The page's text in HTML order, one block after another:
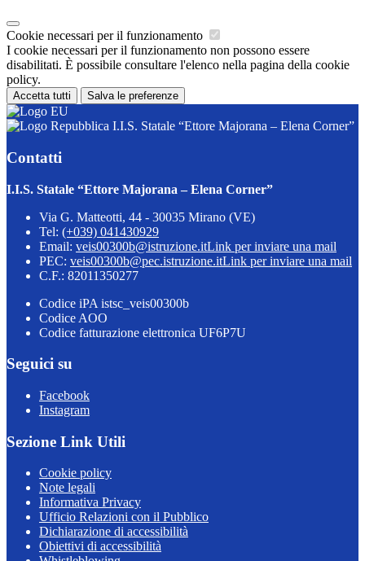
Cookie necessari per il funzionamento
I cookie necessari per il funzionamento non possono essere
disabilitati. È possibile consultare l'elenco nella pagina della cookie
policy.
Accetta tutti Salva le preferenze
I.I.S. Statale “Ettore Majorana – Elena Corner”
Contatti
I.I.S. Statale “Ettore Majorana – Elena Corner”
Via G. Matteotti, 44 - 30035 Mirano (VE)
Tel: (+039) 041430929
Email: veis00300b@istruzione.itLink per inviare una mail
PEC: veis00300b@pec.istruzione.itLink per inviare una mail
C.F.: 82011350277
Codice iPA istsc_veis00300b
Codice AOO
Codice fatturazione elettronica UF6P7U
Seguici su
Facebook
Instagram
Sezione Link Utili
Cookie policy
Note legali
Informativa Privacy
Ufficio Relazioni con il Pubblico
Dichiarazione di accessibilità
Obiettivi di accessibilità